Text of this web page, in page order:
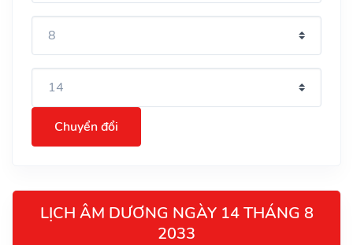
Chuyển đổi
LỊCH ÂM DƯƠNG NGÀY 14 THÁNG 8
2033